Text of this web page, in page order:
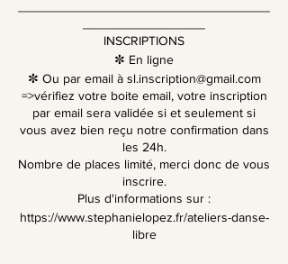
INSCRIPTIONS
✼ En ligne
✼ Ou par email à sl.inscription@gmail.com
=>vérifiez votre boite email, votre inscription
par email sera validée si et seulement si
vous avez bien reçu notre confirmation dans
les 24h.
Nombre de places limité, merci donc de vous
inscrire.
Plus d'informations sur :
https://www.stephanielopez.fr/ateliers-danse-
libre